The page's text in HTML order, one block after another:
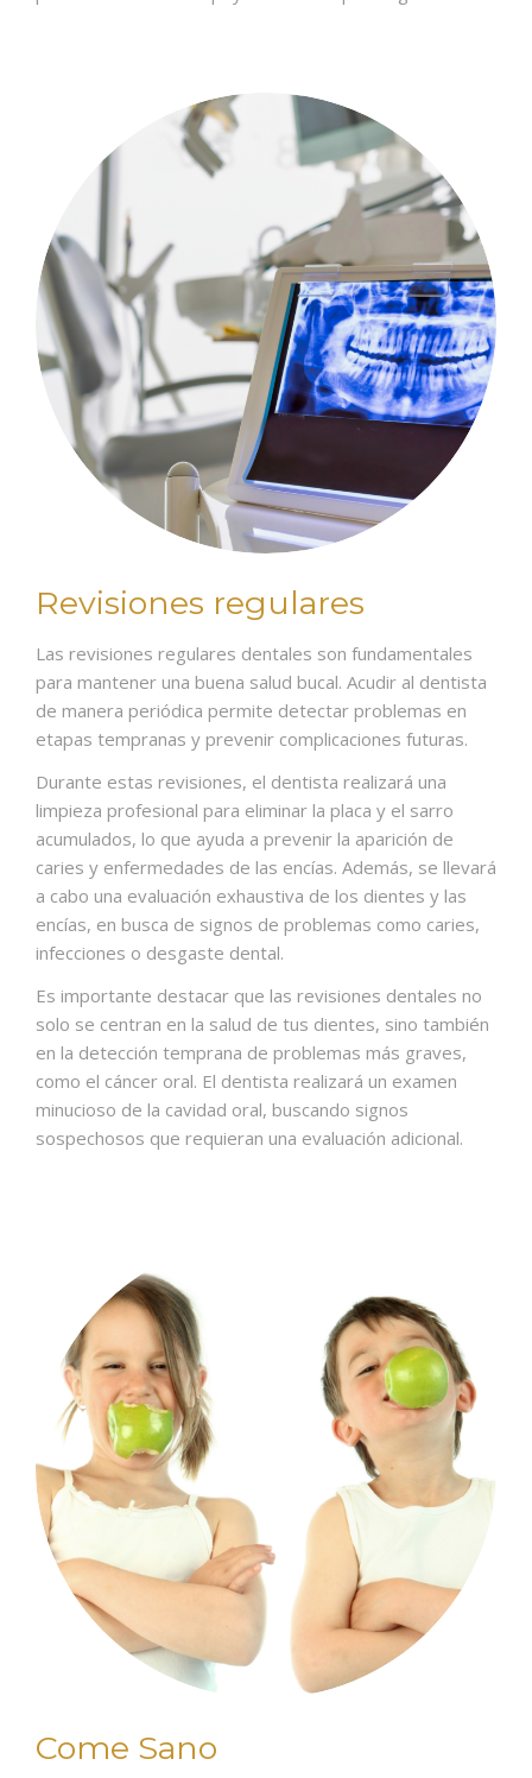
Revisiones regulares
Las revisiones regulares dentales son fundamentales
para mantener una buena salud bucal. Acudir al dentista
de manera periódica permite detectar problemas en
etapas tempranas y prevenir complicaciones futuras.
Durante estas revisiones, el dentista realizará una
limpieza profesional para eliminar la placa y el sarro
acumulados, lo que ayuda a prevenir la aparición de
caries y enfermedades de las encías. Además, se llevará
a cabo una evaluación exhaustiva de los dientes y las
encías, en busca de signos de problemas como caries,
infecciones o desgaste dental.
Es importante destacar que las revisiones dentales no
solo se centran en la salud de tus dientes, sino también
en la detección temprana de problemas más graves,
como el cáncer oral. El dentista realizará un examen
minucioso de la cavidad oral, buscando signos
sospechosos que requieran una evaluación adicional.
Come Sano